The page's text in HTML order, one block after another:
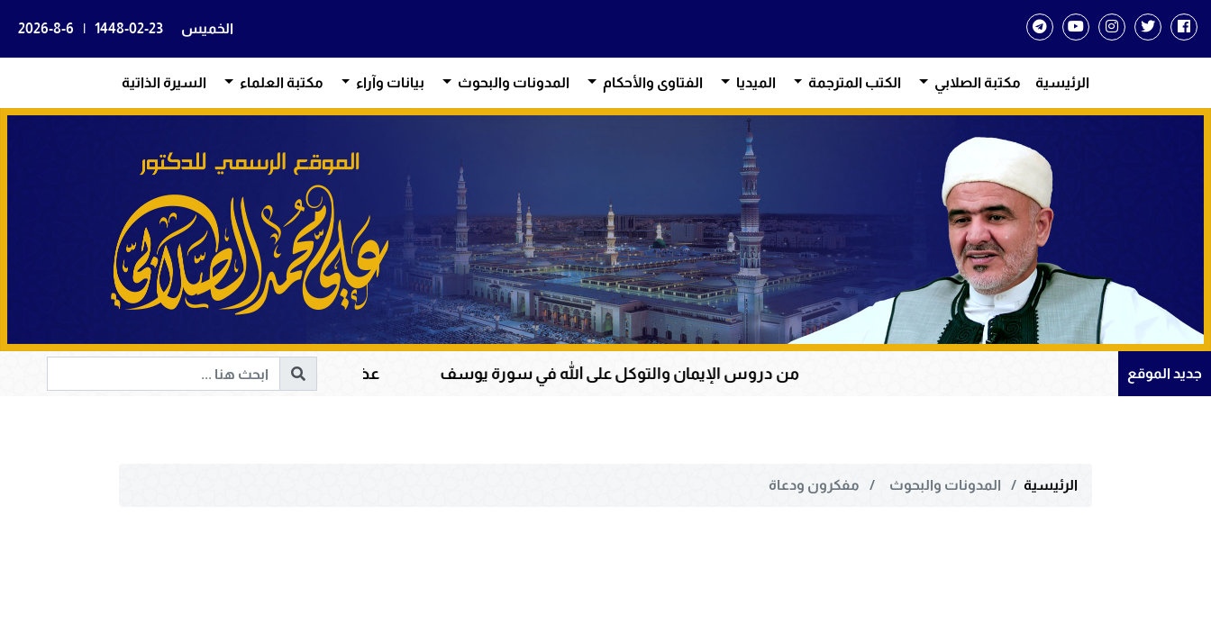
الخميس 1448-02-23
|
2026-8-6
الرئيسية مكتبة الصلابي الكتب المترجمة الميديا الفتاوى والأحكام المدونات والبحوث بيانات وآراء مكتبة العلماء السيرة الذاتية
جديد الموقع من دروس الإيمان والتوكل على الله في سورة يوسف عظمة القرآن الكريم في هداية القلوب وإصلاح المجتمعات وقيادة
الرئيسية المدونات والبحوث مفكرون ودعاة